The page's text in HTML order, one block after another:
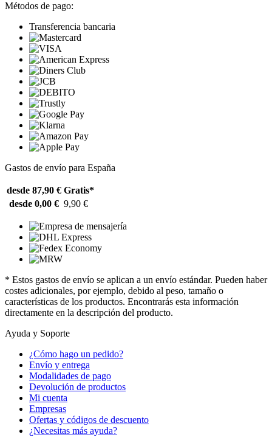
Métodos de pago:
Transferencia bancaria
Gastos de envío para España
desde 87,90 € Gratis*
desde 0,00 € 9,90 €
* Estos gastos de envío se aplican a un envío estándar. Pueden haber
costes adicionales, por ejemplo, debido al peso, tamaño o
características de los productos. Encontrarás esta información
directamente en la descripción del producto.
Ayuda y Soporte
¿Cómo hago un pedido?
Envío y entrega
Modalidades de pago
Devolución de productos
Mi cuenta
Empresas
Ofertas y códigos de descuento
¿Necesitas más ayuda?